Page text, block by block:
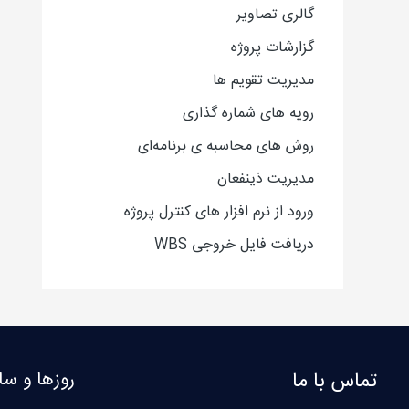
گالری تصاویر
گزارشات پروژه
مدیریت تقویم ها
رویه های شماره گذاری
روش های محاسبه ی برنامه‌ای
مدیریت ذینفعان
ورود از نرم افزار های کنترل پروژه
دریافت فایل خروجی WBS
تماس با ما روزها و